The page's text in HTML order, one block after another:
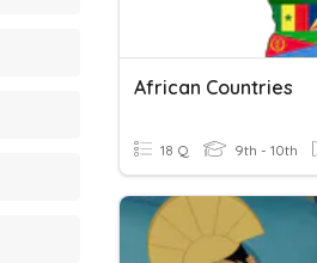
African Countries
18 Q 9th - 10th